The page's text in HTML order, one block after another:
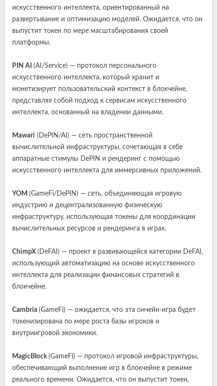
искусственного интеллекта, ориентированный на
развертывание и оптимизацию моделей. Ожидается, что он
выпустит токен по мере масштабирования своей
платформы.
PIN AI (AI/Service) — протокол персонального
искусственного интеллекта, который хранит и
монетизирует пользовательский контекст в блокчейне,
представляя собой подход к сервисам искусственного
интеллекта, основанный на владении данными.
Mawari (DePIN/AI) — сеть пространственной
вычислительной инфраструктуры, сочетающая в себе
аппаратные стимулы DePIN и рендеринг с помощью
искусственного интеллекта для иммерсивных приложений.
YOM (GameFi/DePIN) — сеть, объединяющая игровую
индустрию и децентрализованную физическую
инфраструктуру, использующая токены для координации
вычислительных ресурсов и рендеринга в играх.
ChimpX (DeFAI) — проект в развивающейся категории DeFAI,
использующий автоматизацию на основе искусственного
интеллекта для реализации финансовых стратегий в
блокчейне.
Cambria (GameFi) — ожидается, что эта ончейн-игра будет
токенизирована по мере роста базы игроков и
внутриигровой экономики.
MagicBlock (GameFi) — протокол игровой инфраструктуры,
обеспечивающий выполнение игр в блокчейне в режиме
реального времени. Ожидается, что он выпустит токен,